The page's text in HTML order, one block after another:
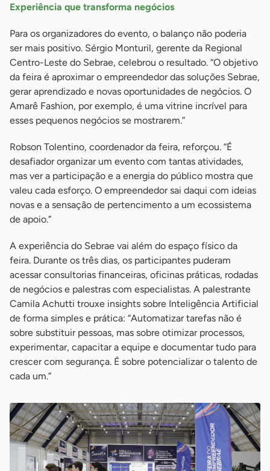
Experiência que transforma negócios
Para os organizadores do evento, o balanço não poderia
ser mais positivo. Sérgio Monturil, gerente da Regional
Centro-Leste do Sebrae, celebrou o resultado. “O objetivo
da feira é aproximar o empreendedor das soluções Sebrae,
gerar aprendizado e novas oportunidades de negócios. O
Amarê Fashion, por exemplo, é uma vitrine incrível para
esses pequenos negócios se mostrarem.”
Robson Tolentino, coordenador da feira, reforçou. “É
desafiador organizar um evento com tantas atividades,
mas ver a participação e a energia do público mostra que
valeu cada esforço. O empreendedor sai daqui com ideias
novas e a sensação de pertencimento a um ecossistema
de apoio.”
A experiência do Sebrae vai além do espaço físico da
feira. Durante os três dias, os participantes puderam
acessar consultorias financeiras, oficinas práticas, rodadas
de negócios e palestras com especialistas. A palestrante
Camila Achutti trouxe insights sobre Inteligência Artificial
de forma simples e prática: “Automatizar tarefas não é
sobre substituir pessoas, mas sobre otimizar processos,
experimentar, capacitar a equipe e documentar tudo para
crescer com segurança. É sobre potencializar o talento de
cada um.”